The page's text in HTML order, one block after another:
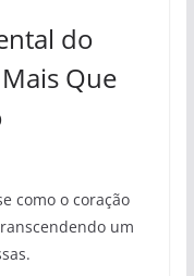
do
Que
como o coração
um